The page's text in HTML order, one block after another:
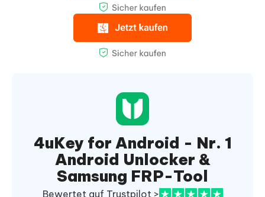
4uKey for Android - Nr. 1
Android Unlocker &
Samsung FRP-Tool
Bewertet auf Trustpilot >